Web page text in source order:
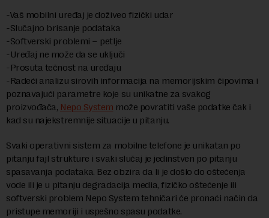
-Vaš mobilni uređaj je doživeo fizički udar
-Slučajno brisanje podataka
-Softverski problemi – petlje
-Uređaj ne može da se uključi
-Prosuta tečnost na uređaju
-Radeći analizu sirovih informacija na memorijskim čipovima i
poznavajući parametre koje su unikatne za svakog
proizvođača, Nepo System može povratiti vaše podatke čak i
kad su najekstremnije situacije u pitanju.
Svaki operativni sistem za mobilne telefone je unikatan po
pitanju fajl strukture i svaki slučaj je jedinstven po pitanju
spasavanja podataka. Bez obzira da li je došlo do oštećenja
vode ili je u pitanju degradacija media, fizičko oštećenje ili
softverski problem Nepo System tehničari će pronaći način da
pristupe memoriji i uspešno spasu podatke.